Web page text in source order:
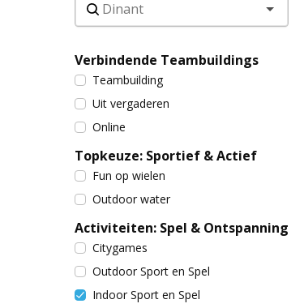
Verbindende Teambuildings
Teambuilding
Uit vergaderen
Online
Topkeuze: Sportief & Actief
Fun op wielen
Outdoor water
Activiteiten: Spel & Ontspanning
Citygames
Outdoor Sport en Spel
Indoor Sport en Spel